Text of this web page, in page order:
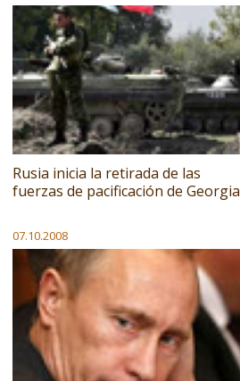
Rusia inicia la retirada de las
fuerzas de pacificación de Georgia
07.10.2008